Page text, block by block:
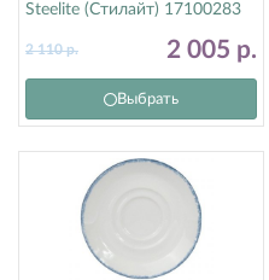
Steelite (Стилайт) 17100283
2 005 р.
2 110р.
Выбрать